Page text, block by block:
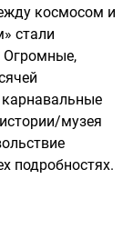
космосом и
стали
Огромные,
карнавальные
музея
подробностях.